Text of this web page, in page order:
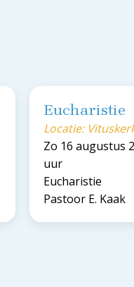
Eucharistie
Locatie:
Zo 16 augustus
uur
Eucharistie
Pastoor E. Kaak